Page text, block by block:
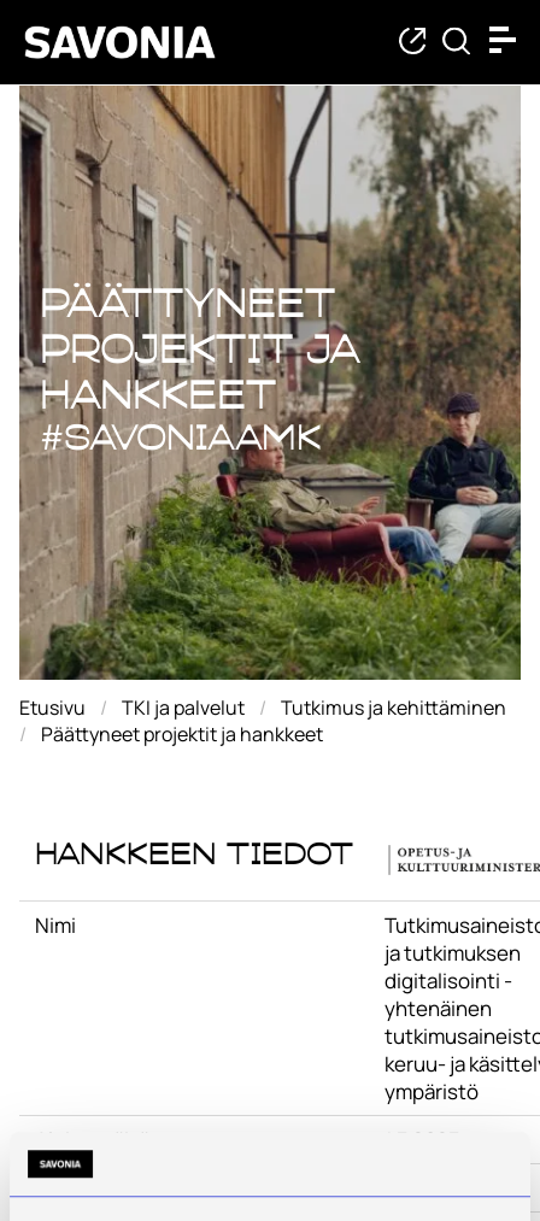
Päättyneet
Päättyneet
projektit ja
hankkeet
#savoniaAMK
Etusivu TKI ja palvelut
Tutkimus ja kehittäminen
Päättyneet projektit ja hankkeet
Hankkeen tiedot
Nimi
ja tutkimuksen
digitalisointi -
yhtenäinen
keruu- ja
ympäristö
1.3.2023
Lopetuspäivä